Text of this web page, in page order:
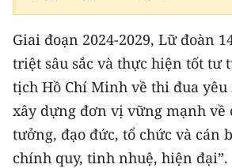
Media Pháp luật
Media Du lịch
Media Thế giới
Media Thể thao
Giai đoạn 2024-2029, Lữ đoàn
triệt sâu sắc và thực hiện tốt tư
tịch Hồ Chí Minh về thi đua
xây dựng đơn vị vững mạnh
tưởng, đạo đức, tổ chức và cán
chính quy, tinh nhuệ, hiện đại”.